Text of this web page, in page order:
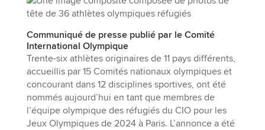
Communiqué de presse publié par le Comité
International Olympique
Trente-six athlètes originaires de 11 pays différents,
accueillis par 15 Comités nationaux olympiques et
concourant dans 12 disciplines sportives, ont été
nommés aujourd’hui en tant que membres de
l’équipe olympique des réfugiés du CIO pour les
Jeux Olympiques de 2024 à Paris. L’annonce a été